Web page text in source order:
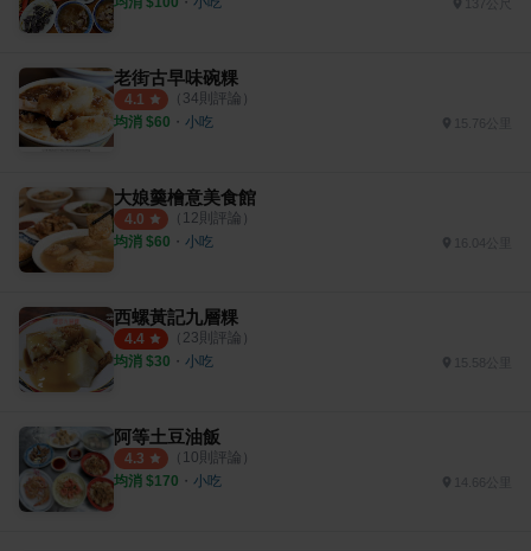
老街古早味碗粿
4.1 （ 34則評論）
均消 $60 ・ 小吃 15.76公里
大娘羹檜意美食館
4.0 （ 12則評論）
均消 $60 ・ 小吃 16.04公里
西螺黃記九層粿
4.4 （ 23則評論）
均消 $30 ・ 小吃 15.58公里
阿等土豆油飯
4.3 （ 10則評論）
均消 $170 ・ 小吃 14.66公里